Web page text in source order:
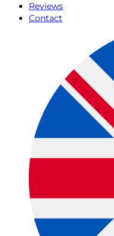
Reviews
Contact